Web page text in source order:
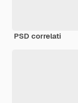
PSD correlati